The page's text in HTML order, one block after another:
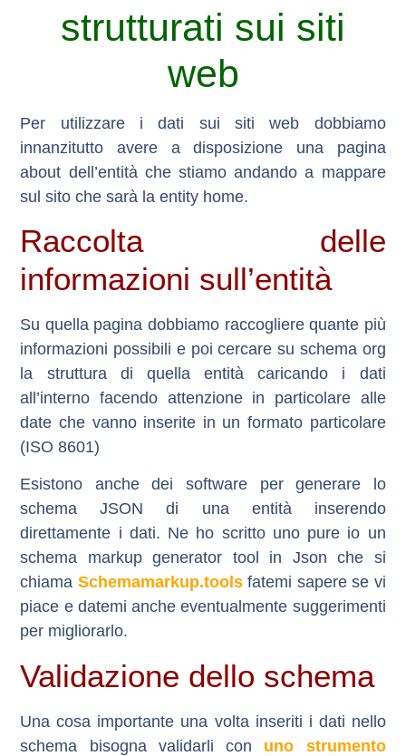
strutturati sui siti
web
Per utilizzare i dati sui siti web dobbiamo
innanzitutto avere a disposizione una pagina
about dell’entità che stiamo andando a mappare
sul sito che sarà la entity home.
Raccolta delle
informazioni sull’entità
Su quella pagina dobbiamo raccogliere quante più
informazioni possibili e poi cercare su schema org
la struttura di quella entità caricando i dati
all’interno facendo attenzione in particolare alle
date che vanno inserite in un formato particolare
(ISO 8601)
Esistono anche dei software per generare lo
schema JSON di una entità inserendo
direttamente i dati. Ne ho scritto uno pure io un
schema markup generator tool in Json che si
chiama Schemamarkup.toolsfatemi sapere se vi
piace e datemi anche eventualmente suggerimenti
per migliorarlo.
Validazione dello schema
Una cosa importante una volta inseriti i dati nello
schema bisogna validarli con uno strumento